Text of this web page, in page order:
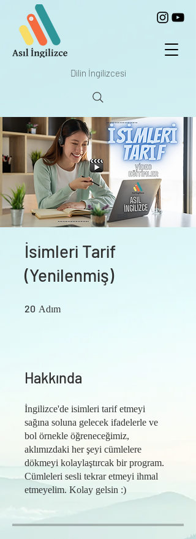
Dilin İngilizcesi
İsimleri Tarif
(Yenilenmiş)
20 Adım
Hakkında
İngilizce'de isimleri tarif etmeyi
sağına soluna gelecek ifadelerle ve
bol örnekle öğreneceğimiz,
aklımızdaki her şeyi cümlelere
dökmeyi kolaylaştırcak bir program.
Cümleleri sesli tekrar etmeyi ihmal
etmeyelim. Kolay gelsin :)